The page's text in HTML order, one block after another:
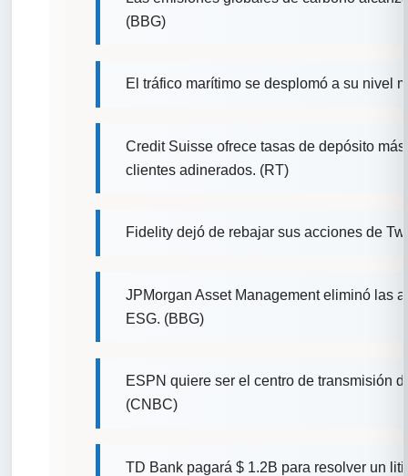
(BBG)
El tráfico marítimo se desplomó a su nivel
Credit Suisse ofrece tasas de depósito
clientes adinerados. (RT)
Fidelity dejó de rebajar sus acciones de
JPMorgan Asset Management eliminó las
ESG. (BBG)
ESPN quiere ser el centro de transmisión
(CNBC)
TD Bank pagará $ 1.2B para resolver un